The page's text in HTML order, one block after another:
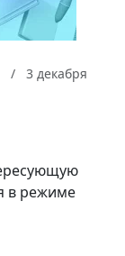
3 декабря
в режиме